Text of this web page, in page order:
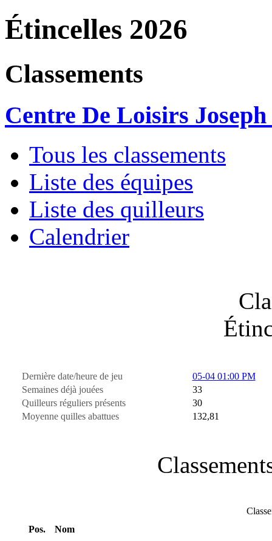
Étincelles 2026
Classements
Centre De Loisirs
Tous les classements
Liste des équipes
Liste des quilleurs
Calendrier
Dernière date/heure de jeu
05-04 01:00 PM
Semaines déjà jouées
33
Quilleurs réguliers présents
30
Moyenne quilles abattues
132,81
Pos.
Nom